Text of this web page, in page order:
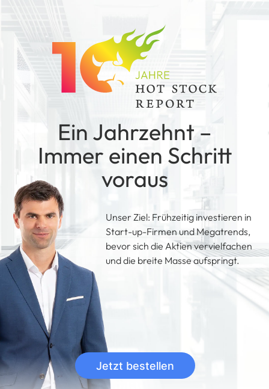
Ein Jahrzehnt –
Immer einen Schritt
voraus
Unser Ziel: Frühzeitig investieren in
Start-up-Firmen und Megatrends,
bevor sich die Aktien vervielfachen
und die breite Masse aufspringt.
Jetzt bestellen